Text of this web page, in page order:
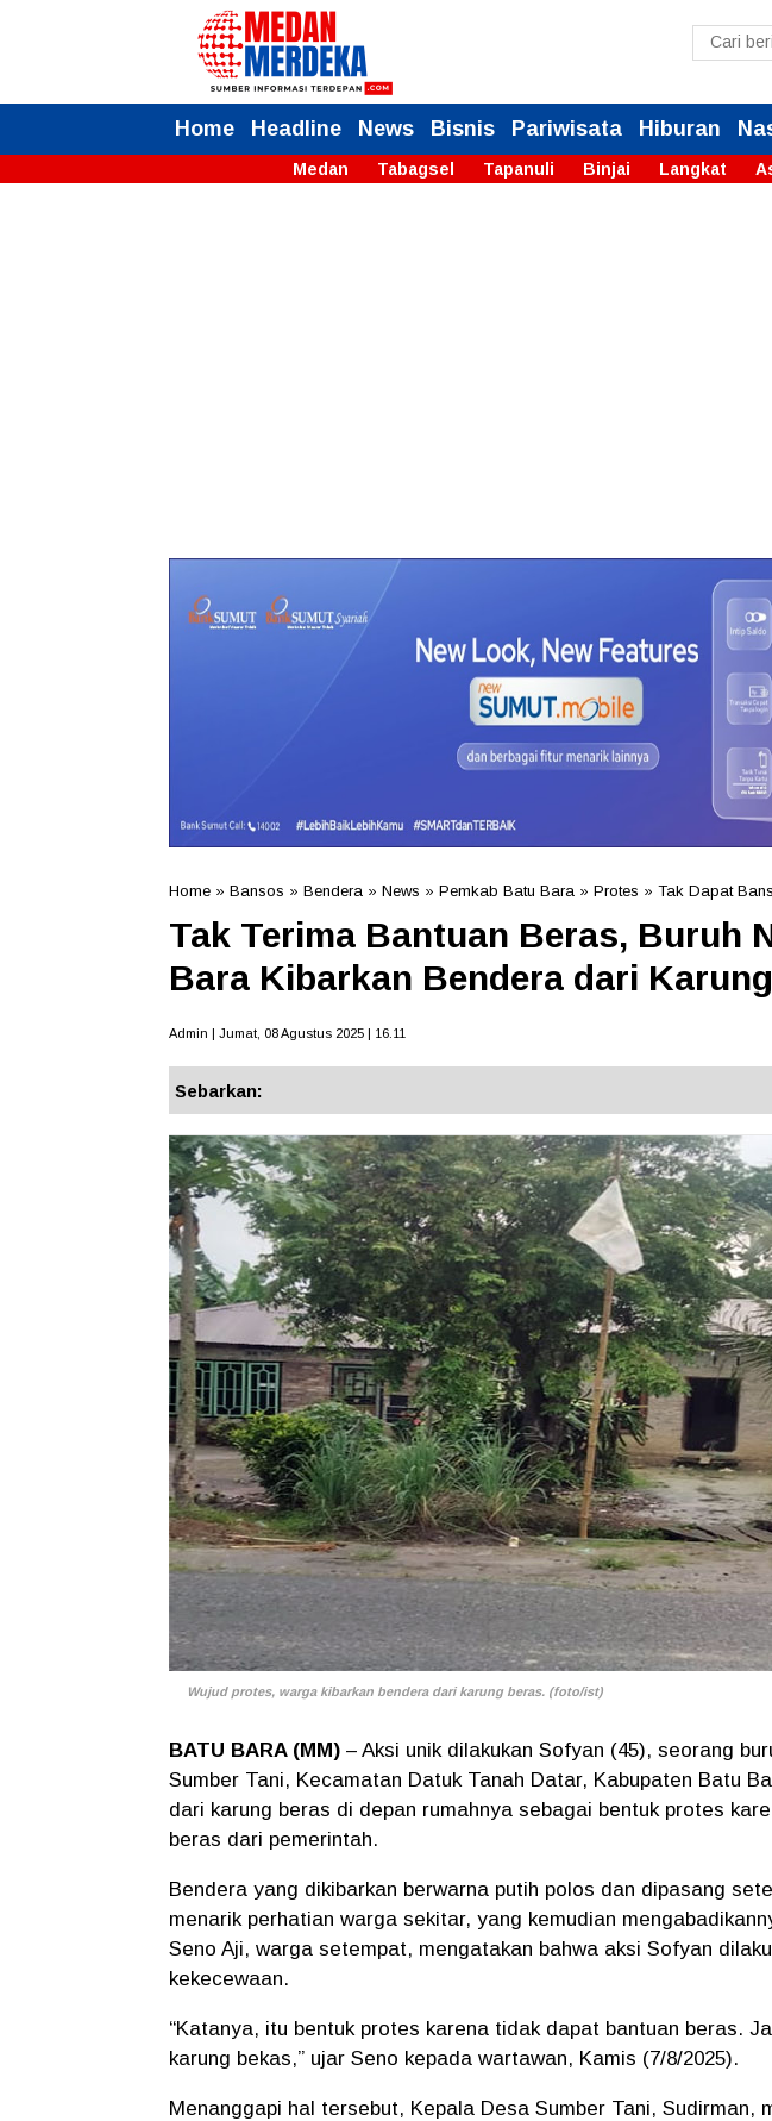
Home Headline News Bisnis Pariwisata Hiburan
Medan Tabagsel Tapanuli Binjai Langkat
Home » Bansos » Bendera » News » Pemkab Batu Bara » Protes » Tak Dapat
Tak Terima Bantuan Beras, Buruh
Bara Kibarkan Bendera dari Karung
Admin | Jumat, 08 Agustus 2025 | 16.11
Sebarkan:
Wujud protes, warga kibarkan bendera dari karung beras. (foto/ist)
BATU BARA (MM) – Aksi unik dilakukan Sofyan (45), seorang
Sumber Tani, Kecamatan Datuk Tanah Datar, Kabupaten Batu
dari karung beras di depan rumahnya sebagai bentuk protes
beras dari pemerintah.
Bendera yang dikibarkan berwarna putih polos dan dipasang
menarik perhatian warga sekitar, yang kemudian
Seno Aji, warga setempat, mengatakan bahwa aksi Sofyan
kekecewaan.
“Katanya, itu bentuk protes karena tidak dapat bantuan beras.
karung bekas,” ujar Seno kepada wartawan, Kamis (7/8/2025).
Menanggapi hal tersebut, Kepala Desa Sumber Tani, Sudirman,